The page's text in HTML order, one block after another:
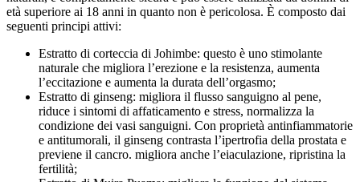
età superiore ai 18 anni in quanto non è pericolosa. È composto dai
seguenti principi attivi:
Estratto di corteccia di Johimbe: questo è uno stimolante
naturale che migliora l’erezione e la resistenza, aumenta
l’eccitazione e aumenta la durata dell’orgasmo;
Estratto di ginseng: migliora il flusso sanguigno al pene,
riduce i sintomi di affaticamento e stress, normalizza la
condizione dei vasi sanguigni. Con proprietà antinfiammatorie
e antitumorali, il ginseng contrasta l’ipertrofia della prostata e
previene il cancro. migliora anche l’eiaculazione, ripristina la
fertilità;